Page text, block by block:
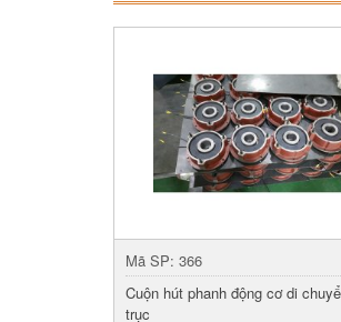
Mã SP: 366
Cuộn hút phanh động cơ di
trục